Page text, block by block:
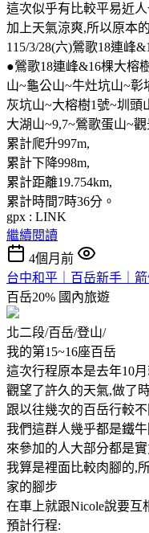
這次似乎有比較平易近
加上天氣涼爽,所以原本
115/3/28(六)鶯歌18連峰
●鶯歌18連峰&16棵大榕
山~龜公山~牛灶坑山~彰
灰坑山~大榕樹1號~圳頭
大湖山~9,7~鶯歌蛋山~
累計爬升997m,
累計下降998m,
累計距離19.754km,
累計時間7時36分。
gpx : LINK
繼續閱讀
4個月前
台中和平｜百岳新手｜
百岳20% 國內旅遊
北二段/百岳/登山/
我的第15~16座百岳
這次行程原本是去年10
觀望了許久的天氣,做了
跟以往幾次的百岳行較
我們這群人幾乎都是鐵
來參加的人大部分都是
我算是裡面比較肉腳的,
家的腳步
在車上就跟Nicole說要互
預計行程: